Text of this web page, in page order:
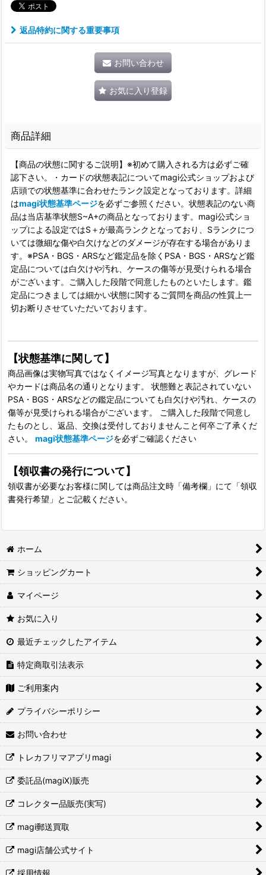
返品特約に関する重要事項
お問い合わせ
お気に入り登録
商品詳細
【商品の状態に関するご説明】※初めて購入される方は必ずご確
認下さい。・カードの状態表記についてmagi公式ショップおよび
店頭での状態基準に合わせたランク設定となっております。詳細
はmagi状態基準ページを必ずご参照ください。状態表記のない商
品は当店基準状態S~A+の商品となっております。magi公式ショ
ップによる設定ではS＋が最高ランクとなっており、Sランクにつ
いては微細な傷や白欠けなどのダメージが存在する場合がありま
す。※PSA・BGS・ARSなど鑑定品を除くPSA・BGS・ARSなど鑑
定品については白欠けや汚れ、ケースの傷等が見受けられる場合
がございます。ご購入した段階で同意したものといたします。鑑
定品につきましては細かい状態に関するご質問を商品の性質上一
切お断りさせていただいております。
【状態基準に関して】
商品画像は実物写真ではなくイメージ写真となりますが、グレード
やカードは商品名の通りとなります。 状態難と表記されていない
PSA・BGS・ARSなどの鑑定品についても白欠けや汚れ、ケースの
傷等が見受けられる場合がございます。 ご購入した段階で同意し
たものとし、返品、交換は受付しておりませんこと何卒ご了承くだ
さい。 magi状態基準ページを必ずご確認ください
【領収書の発行について】
領収書が必要なお客様に関しては商品注文時「備考欄」にて「領収
書発行希望」とご記載ください。
ホーム
ショッピングカート
マイページ
お気に入り
最近チェックしたアイテム
特定商取引法表示
ご利用案内
プライバシーポリシー
お問い合わせ
トレカフリマアプリmagi
委託品(magiX)販売
コレクター品販売(実写)
magi郵送買取
magi店舗公式サイト